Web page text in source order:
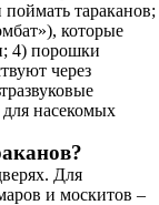
тараканов;
которые
4) порошки
через
насекомых
Для
и москитов –